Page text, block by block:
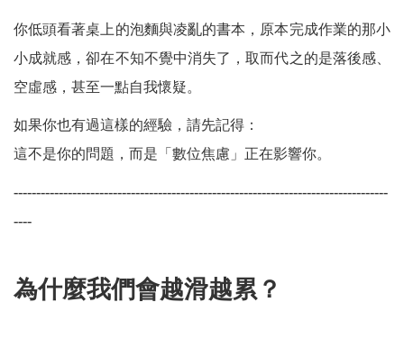
你低頭看著桌上的泡麵與凌亂的書本，原本完成作業的那小
小成就感，卻在不知不覺中消失了，取而代之的是落後感、
空虛感，甚至一點自我懷疑。
如果你也有過這樣的經驗，請先記得：
這不是你的問題，而是「數位焦慮」正在影響你。
-----------------------------------------------------------------------------------
----
為什麼我們會越滑越累？